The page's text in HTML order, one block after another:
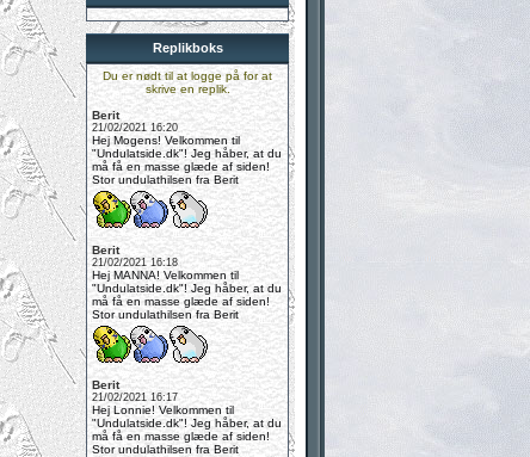
Replikboks
Du er nødt til at logge på for at
skrive en replik.
Berit
21/02/2021 16:20
Hej Mogens! Velkommen til
"Undulatside.dk"! Jeg håber, at du
må få en masse glæde af siden!
Stor undulathilsen fra Berit
Berit
21/02/2021 16:18
Hej MANNA! Velkommen til
"Undulatside.dk"! Jeg håber, at du
må få en masse glæde af siden!
Stor undulathilsen fra Berit
Berit
21/02/2021 16:17
Hej Lonnie! Velkommen til
"Undulatside.dk"! Jeg håber, at du
må få en masse glæde af siden!
Stor undulathilsen fra Berit